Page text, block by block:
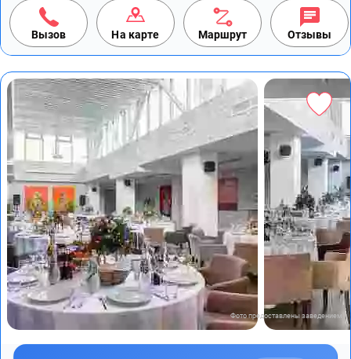
Вызов На карте Маршрут Отзывы
Фото предоставлены заведением